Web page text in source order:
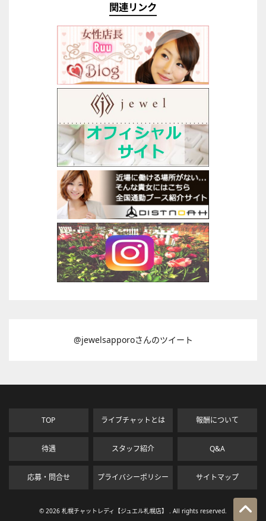
関連リンク
@jewelsapporoさんのツイート
TOP ライブチャットとは 報酬について
待遇 スタッフ紹介 Q&A
応募・問合せ プライバシーポリシー サイトマップ
© 2026 札幌チャットレディ【ジュエル札幌店】 . All rights reserved.